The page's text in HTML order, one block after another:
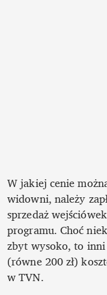
W jakiej cenie
widowni, należy
sprzedaż
programu. Choć
zbyt wysoko, to
(równe 200 zł)
w TVN.